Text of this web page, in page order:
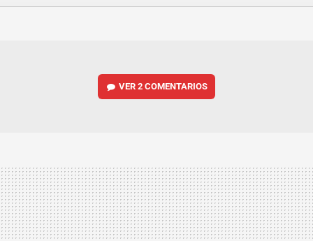
FACEBOOKTWITTERFLIPBOARD
E-
WHATSAPP
VER2 COMENTARIOS